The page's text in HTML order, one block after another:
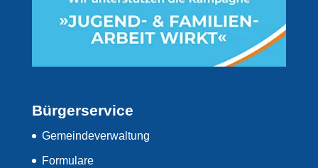
Bürgerservice
Gemeindeverwaltung
Formulare